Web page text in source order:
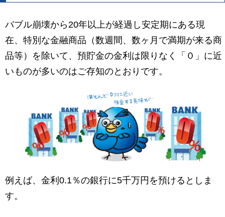
バブル崩壊から20年以上が経過し安定期にある現
在、特別な金融商品（数週間、数ヶ月で満期が来る商
品等）を除いて、預貯金の金利は限りなく「０」に近
いものが多いのはご存知のとおりです。
例えば、金利0.1％の銀行に5千万円を預けるとしま
す。